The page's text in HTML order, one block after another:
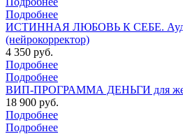
Подробнее
ИСТИННАЯ ЛЮБОВЬ К СЕБЕ.
(нейрокорректор)
4 350 руб.
Подробнее
Подробнее
ВИП-ПРОГРАММА ДЕНЬГИ для
18 900 руб.
Подробнее
Подробнее